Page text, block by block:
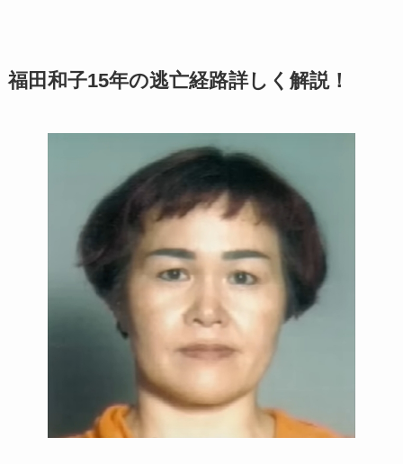
福田和子15年の逃亡経路詳しく解説！